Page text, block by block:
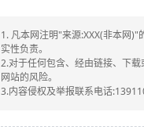
1. 凡本网注明"来源:XXX(非本网
实性负责。
2.对于任何包含、经由链接、下
网站的风险。
3.内容侵权及举报联系电话